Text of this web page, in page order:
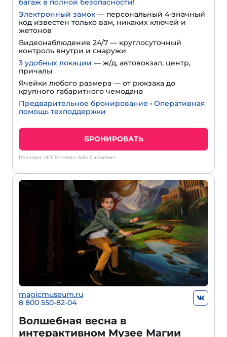
багаж в полной безопасности!
Электронный замок — персональный 4-значный
код известен только вам, никаких ключей и
жетонов
Видеонаблюдение 24/7 — круглосуточный
контроль внутри и снаружи
3 удобных локации — ж/д, автовокзал, центр,
причалы
Ячейки любого размера — от рюкзака до
крупного габаритного чемодана
Предварительное бронирование • Оперативная
помощь техподдержки
БРОНИРОВАТЬ
Реклама: ИП Тепанян Айк Сароевич
magicmuseum.ru
8 800 550-82-04
Волшебная весна в
интерактивном Музее Магии